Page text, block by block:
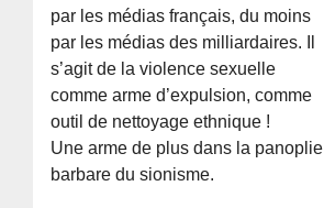
par les médias français, du moins
par les médias des milliardaires. Il
s’agit de la violence sexuelle
comme arme d’expulsion, comme
outil de nettoyage ethnique !
Une arme de plus dans la panoplie
barbare du sionisme.